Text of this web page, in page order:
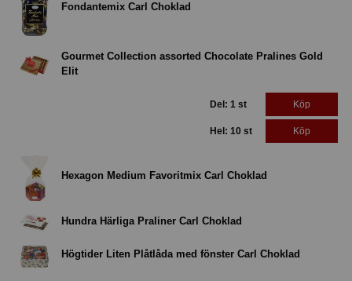
Fondantemix Carl Choklad
Gourmet Collection assorted Chocolate Pralines Gold
Elit
Del: 1 st Köp
Hel: 10 st Köp
Hexagon Medium Favoritmix Carl Choklad
Hundra Härliga Praliner Carl Choklad
Högtider Liten Plåtlåda med fönster Carl Choklad